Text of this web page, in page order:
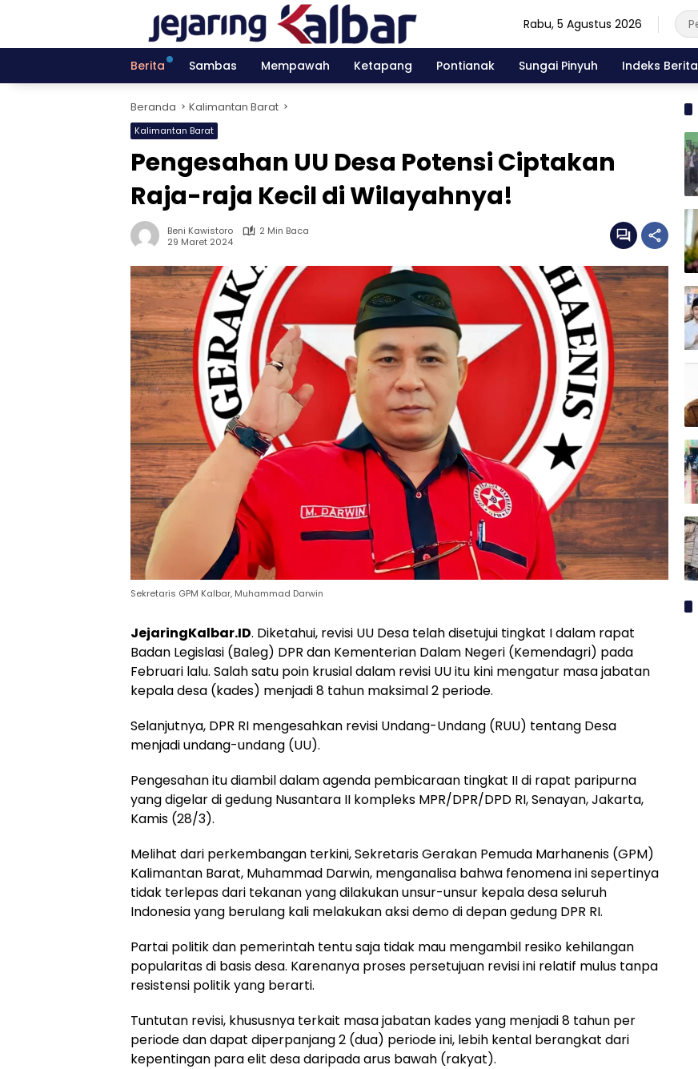
Rabu, 5 Agustus 2026
Berita Sambas Mempawah Ketapang Pontianak Sungai Pinyuh Indeks Berita
Beranda Kalimantan Barat
Kalimantan Barat
Pengesahan UU Desa Potensi Ciptakan
Raja-raja Kecil di Wilayahnya!
Beni Kawistoro
2 Min Baca
29 Maret 2024
Sekretaris GPM Kalbar, Muhammad Darwin
JejaringKalbar.ID. Diketahui, revisi UU Desa telah disetujui tingkat I dalam rapat
Badan Legislasi (Baleg) DPR dan Kementerian Dalam Negeri (Kemendagri) pada
Februari lalu. Salah satu poin krusial dalam revisi UU itu kini mengatur masa jabatan
kepala desa (kades) menjadi 8 tahun maksimal 2 periode.
Selanjutnya, DPR RI mengesahkan revisi Undang-Undang (RUU) tentang Desa
menjadi undang-undang (UU).
Pengesahan itu diambil dalam agenda pembicaraan tingkat II di rapat paripurna
yang digelar di gedung Nusantara II kompleks MPR/DPR/DPD RI, Senayan, Jakarta,
Kamis (28/3).
Melihat dari perkembangan terkini, Sekretaris Gerakan Pemuda Marhanenis (GPM)
Kalimantan Barat, Muhammad Darwin, menganalisa bahwa fenomena ini sepertinya
tidak terlepas dari tekanan yang dilakukan unsur-unsur kepala desa seluruh
Indonesia yang berulang kali melakukan aksi demo di depan gedung DPR RI.
Partai politik dan pemerintah tentu saja tidak mau mengambil resiko kehilangan
popularitas di basis desa. Karenanya proses persetujuan revisi ini relatif mulus tanpa
resistensi politik yang berarti.
Tuntutan revisi, khususnya terkait masa jabatan kades yang menjadi 8 tahun per
periode dan dapat diperpanjang 2 (dua) periode ini, lebih kental berangkat dari
kepentingan para elit desa daripada arus bawah (rakyat).